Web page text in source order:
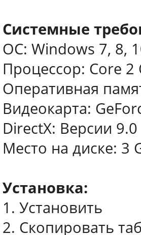
Системные
ОС: Windows 7, 8,
Процессор: Core 2
Оперативная
Видеокарта:
DirectX: Версии 9.0
Место на диске: 3
Установка:
1. Установить
2. Скопировать